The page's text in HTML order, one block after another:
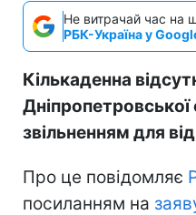
Не витрачай час на
РБК-Україна у
Кількаденна
звільненням для
Про це повідомляє
посиланням на